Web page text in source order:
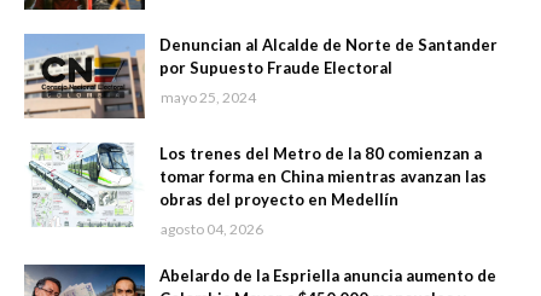
Denuncian al Alcalde de Norte de Santander
por Supuesto Fraude Electoral
mayo 25, 2024
Los trenes del Metro de la 80 comienzan a
tomar forma en China mientras avanzan las
obras del proyecto en Medellín
agosto 04, 2026
Abelardo de la Espriella anuncia aumento de